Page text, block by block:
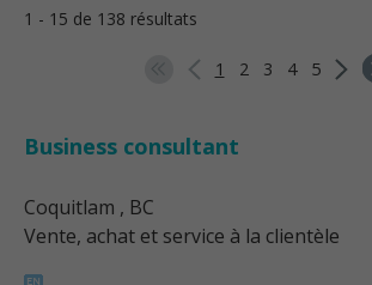
1 - 15 de 138 résultats
1 2 3 4 5
Business consultant
Coquitlam , BC
Vente, achat et service à la clientèle